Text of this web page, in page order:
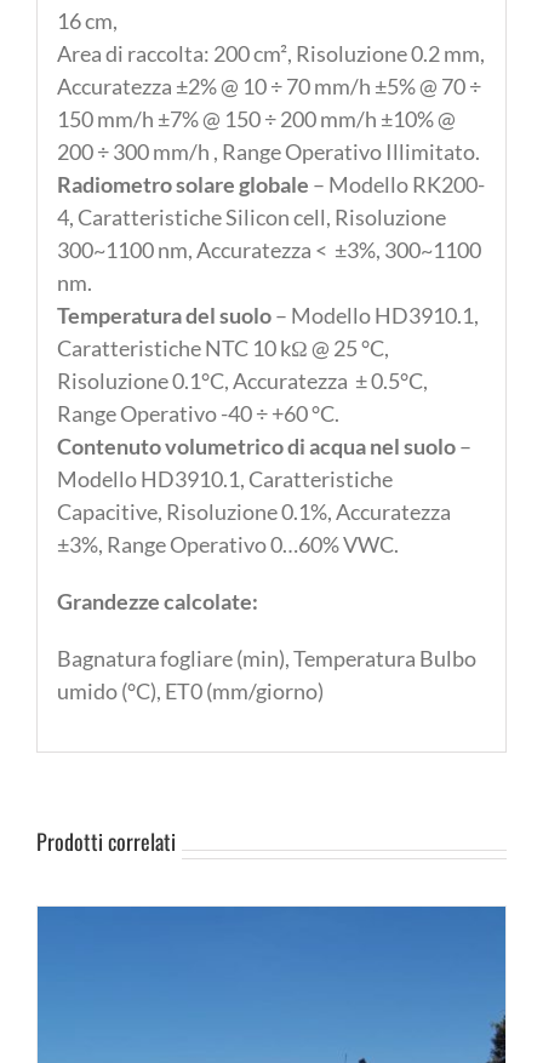
16 cm,
Area di raccolta: 200 cm², Risoluzione 0.2 mm,
Accuratezza ±2% @ 10 ÷ 70 mm/h ±5% @ 70 ÷
150 mm/h ±7% @ 150 ÷ 200 mm/h ±10% @
200 ÷ 300 mm/h , Range Operativo Illimitato.
Radiometro solare globale – Modello RK200-
4, Caratteristiche Silicon cell, Risoluzione
300~1100 nm, Accuratezza < ±3%, 300~1100
nm.
Temperatura del suolo– Modello HD3910.1,
Caratteristiche NTC 10 kΩ @ 25 °C,
Risoluzione 0.1°C, Accuratezza ± 0.5°C,
Range Operativo -40 ÷ +60 °C.
Contenuto volumetrico di acqua nel suolo–
Modello HD3910.1, Caratteristiche
Capacitive, Risoluzione 0.1%, Accuratezza
±3%, Range Operativo 0…60% VWC.
Grandezze calcolate:
Bagnatura fogliare (min), Temperatura Bulbo
umido (°C), ET0 (mm/giorno)
Prodotti correlati